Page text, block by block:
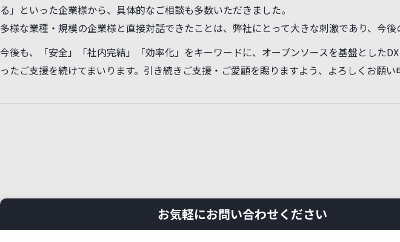
会場では、製品の操作感・導入効果を体験していただけるデモを行い、「オンプレミス運
る」といった企業様から、具体的なご相談も多数いただきました。
多様な業種・規模の企業様と直接対話できたことは、弊社にとって大きな刺激であり、今
今後も、「安全」「社内完結」「効率化」をキーワードに、オープンソースを基盤とした
お気軽にお問い合わせください